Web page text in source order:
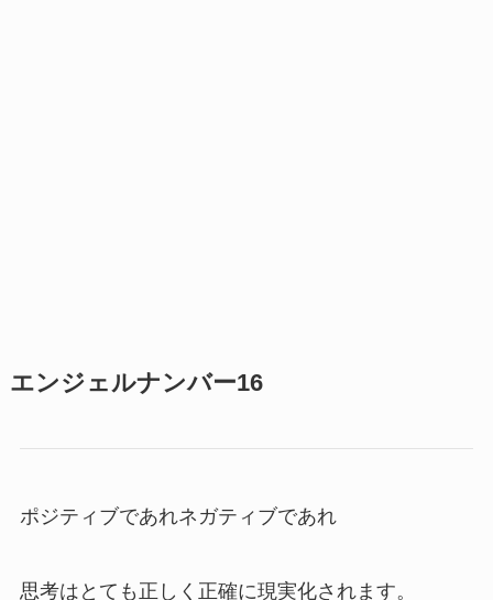
エンジェルナンバー16
ポジティブであれネガティブであれ
思考はとても正しく正確に現実化されます。